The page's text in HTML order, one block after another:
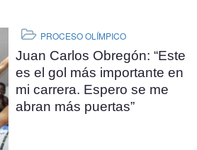
PROCESO OLÍMPICO
Juan Carlos Obregón: “Este
es el gol más importante en
mi carrera. Espero se me
abran más puertas”